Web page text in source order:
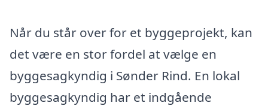
Når du står over for et byggeprojekt, kan
det være en stor fordel at vælge en
byggesagkyndig i Sønder Rind. En lokal
byggesagkyndig har et indgående